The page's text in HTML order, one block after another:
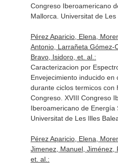
Congreso Iberoamericano
Mallorca. Universitat de
Pérez Aparicio, Elena,
Antonio, Larrañeta Gómez-
Bravo, Isidoro, et. al.:
Caracterizacion por
Envejecimiento inducido en
durante ciclos termicos con
Congreso. XVIII Congreso
Iberoamericano de Energía
Universitat de Les Illes
Pérez Aparicio, Elena,
Jimenez, Manuel, Jiménez,
et. al.: